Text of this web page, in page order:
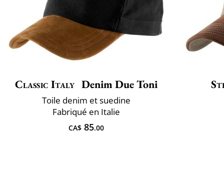
Classic Italy Denim Due Toni
Toile denim et suedine
Fabriqué en Italie
CA$ 85.00